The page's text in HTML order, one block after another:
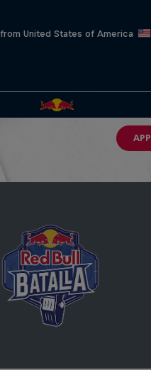
United States of America
APP